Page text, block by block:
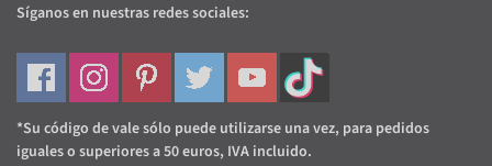
Síganos en nuestras redes sociales:
*Su código de vale sólo puede utilizarse una vez, para pedidos
iguales o superiores a 50 euros, IVA incluido.